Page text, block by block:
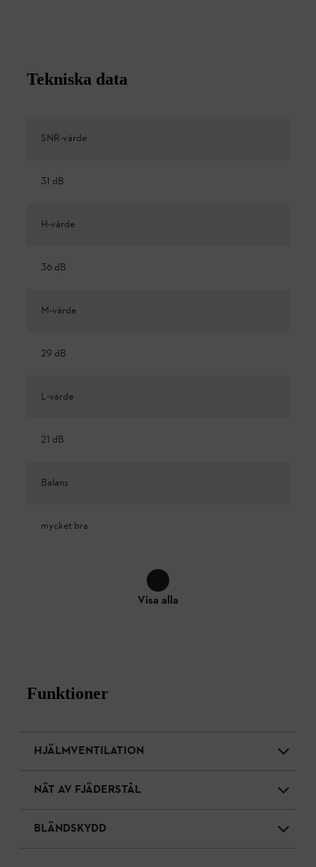
Tekniska data
SNR-värde
31 dB
H-värde
36 dB
M-värde
29 dB
L-värde
21 dB
Balans
mycket bra
Visa alla
Funktioner
HJÄLMVENTILATION
NÄT AV FJÄDERSTÅL
BLÄNDSKYDD